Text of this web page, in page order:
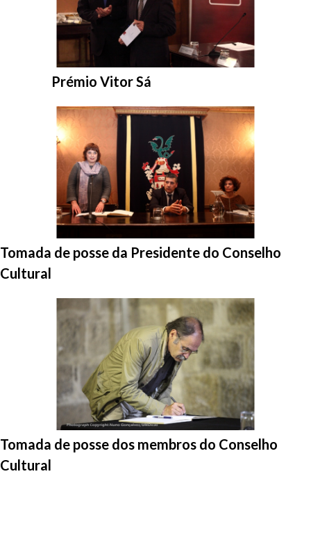
Entrar na pasta:
Prémio Vitor Sá
Entrar na pasta:
Tomada de posse da Presidente do Conselho
Cultural
Entrar na pasta:
Tomada de posse dos membros do Conselho
Cultural